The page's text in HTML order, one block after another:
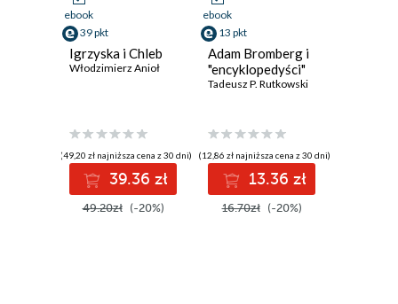
ebook
39 pkt
Igrzyska i Chleb
Włodzimierz Anioł
(49,20 zł najniższa cena z 30 dni)
39.36 zł
49.20zł (-20%)
ebook
13 pkt
Adam Bromberg i
"encyklopedyści"
Tadeusz P. Rutkowski
(12,86 zł najniższa cena z 30 dni)
13.36 zł
16.70zł (-20%)